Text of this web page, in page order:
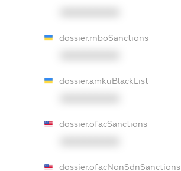
dossier.rnboSanctions
dossier.amkuBlackList
dossier.ofacSanctions
dossier.ofacNonSdnSanctions